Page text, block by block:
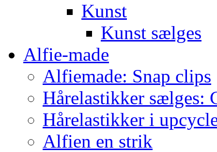
Kunst
Kunst sælges
Alfie-made
Alfiemade: Snap clips
Hårelastikker sælges:
Hårelastikker i
Alfien en strik